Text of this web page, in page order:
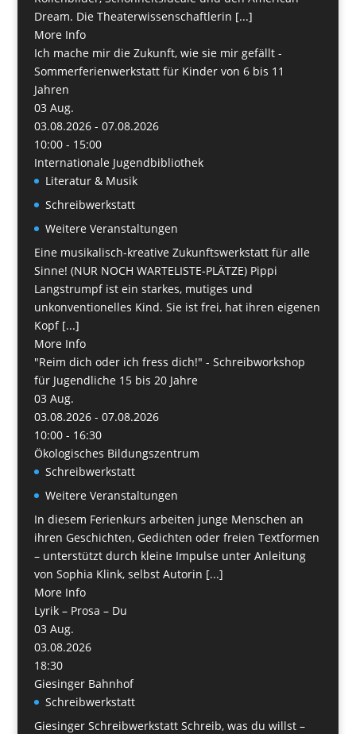
Dream. Die Theaterwissenschaftlerin [...]
More Info
Ich mache mir die Zukunft, wie sie mir gefällt -
Sommerferienwerkstatt für Kinder von 6 bis 11
Jahren
03 Aug.
03.08.2026 - 07.08.2026
10:00 - 15:00
Internationale Jugendbibliothek
Literatur & Musik
Schreibwerkstatt
Weitere Veranstaltungen
Eine musikalisch-kreative Zukunftswerkstatt für alle
Sinne! (NUR NOCH WARTELISTE-PLÄTZE) Pippi
Langstrumpf ist ein starkes, mutiges und
unkonventionelles Kind. Sie ist frei, hat ihren eigenen
Kopf [...]
More Info
"Reim dich oder ich fress dich!" - Schreibworkshop
für Jugendliche 15 bis 20 Jahre
03 Aug.
03.08.2026 - 07.08.2026
10:00 - 16:30
Ökologisches Bildungszentrum
Schreibwerkstatt
Weitere Veranstaltungen
In diesem Ferienkurs arbeiten junge Menschen an
ihren Geschichten, Gedichten oder freien Textformen
– unterstützt durch kleine Impulse unter Anleitung
von Sophia Klink, selbst Autorin [...]
More Info
Lyrik – Prosa – Du
03 Aug.
03.08.2026
18:30
Giesinger Bahnhof
Schreibwerkstatt
Giesinger Schreibwerkstatt Schreib, was du willst –